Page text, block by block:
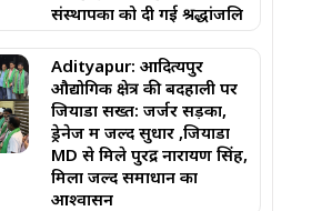
संस्थापकों को दी गई श्रद्धांजलि
Adityapur: आदित्यपुर
औद्योगिक क्षेत्र की बदहाली पर
जियाडा सख्त: जर्जर सड़कों,
ड्रेनेज में जल्द सुधार ,जियाडा
MD से मिले पुरेंद्र नारायण सिंह,
मिला जल्द समाधान का
आश्वासन